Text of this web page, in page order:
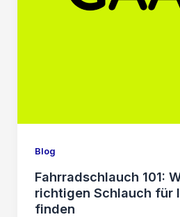
Blog
Fahrradschlauch 101:
richtigen Schlauch für
finden